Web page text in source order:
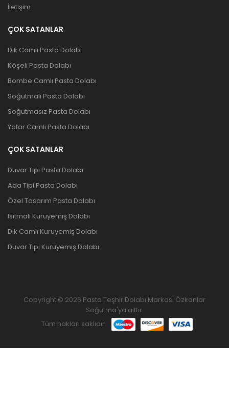
İletişim
ÇOK SATANLAR
Dik Camlı Pasta Dolabı
Köşeli Pasta Dolabı
Bombe Camlı Pasta Dolabı
Soğutmalı Pasta Dolabı
Soğutmasız Pasta Dolabı
Yatar Camlı Pasta Dolabı
ÇOK SATANLAR
Duvar Tipi Pasta Dolabı
Ada Tipi Pasta Dolabı
Özel Tasarım Pasta Dolabı
Isıtmalı Kuruyemiş Dolabı
Dik Camlı Kuruyemiş Dolabı
Duvar Tipi Kuruyemiş Dolabı
Copyright © 2026 Pasta Teşhir Dolabı Markası Özkanlar
Soğutma'ya aittir.
Tüm hakları saklıdır.